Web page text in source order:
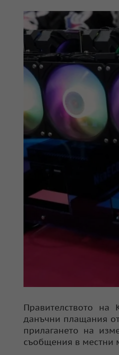
Правителството
данъчни плащания от
прилагането на
съобщения в местни